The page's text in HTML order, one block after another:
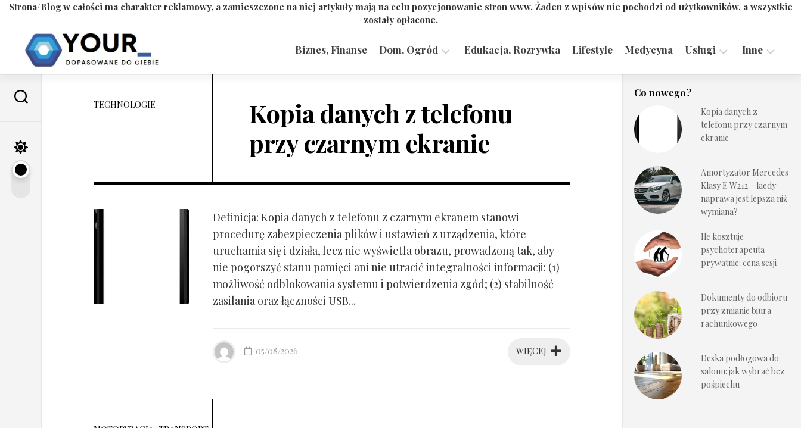
Strona/Blog w całości ma charakter reklamowy, a zamieszczone na niej artykuły mają na celu pozycjonowanie stron www. Żaden z wpisów nie pochodzi od użytkowników, a wszystkie
zostały opłacone.
content
Biznes, Finanse Dom, Ogród Edukacja, Rozrywka Lifestyle Medycyna Usługi
Technologie
Inne
TECHNOLOGIE
Kopia danych z telefonu
przy czarnym ekranie
Definicja: Kopia danych z telefonu z czarnym ekranem stanowi
procedurę zabezpieczenia plików i ustawień z urządzenia, które
uruchamia się i działa, lecz nie wyświetla obrazu, prowadzoną tak, aby
nie pogorszyć stanu pamięci ani nie utracić integralności informacji: (1)
możliwość odblokowania systemu i potwierdzenia zgód; (2) stabilność
zasilania oraz łączności USB...
WIĘCEJ
05/08/2026
Co nowego?
Kopia danych z
telefonu przy czarnym
ekranie
Amortyzator Mercedes
Klasy E W212 – kiedy
naprawa jest lepsza niż
wymiana?
Ile kosztuje
psychoterapeuta
prywatnie: cena sesji
Dokumenty do odbioru
przy zmianie biura
rachunkowego
Deska podłogowa do
salonu: jak wybrać bez
pośpiechu